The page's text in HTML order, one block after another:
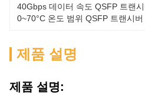
40Gbps 데이터 속도 QSFP 트랜
0~70°C 온도 범위 QSFP 트랜시버
제품 설명
제품 설명: